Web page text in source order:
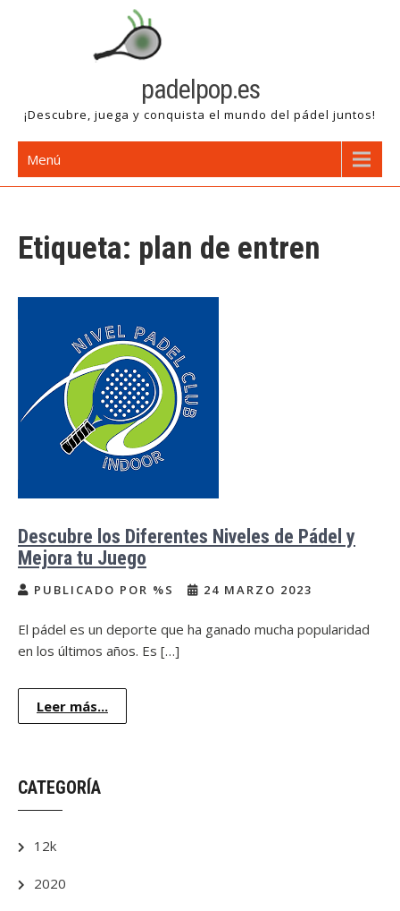
padelpop.es
¡Descubre, juega y conquista el mundo del pádel juntos!
Menú
Etiqueta: plan de entren
Descubre los Diferentes Niveles de Pádel y
Mejora tu Juego
PUBLICADO POR %S 24 MARZO 2023
El pádel es un deporte que ha ganado mucha popularidad
en los últimos años. Es […]
Leer más...
CATEGORÍA
12k
2020